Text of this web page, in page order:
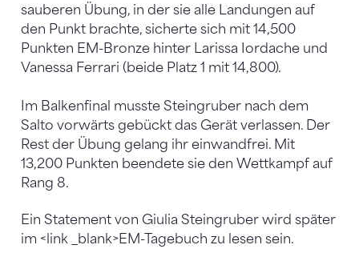
sauberen Übung, in der sie alle Landungen auf
den Punkt brachte, sicherte sich mit 14,500
Punkten EM-Bronze hinter Larissa Iordache und
Vanessa Ferrari (beide Platz 1 mit 14,800).
Im Balkenfinal musste Steingruber nach dem
Salto vorwärts gebückt das Gerät verlassen. Der
Rest der Übung gelang ihr einwandfrei. Mit
13,200 Punkten beendete sie den Wettkampf auf
Rang 8.
Ein Statement von Giulia Steingruber wird später
im <link _blank>EM-Tagebuch zu lesen sein.